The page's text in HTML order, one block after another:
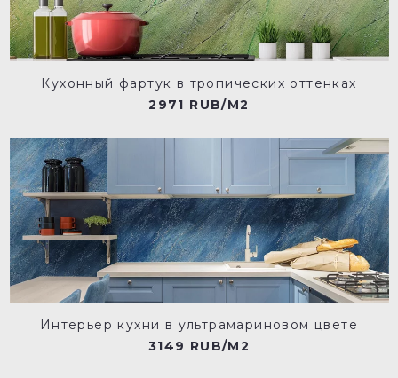
Кухонный фартук в тропических оттенках
2971 RUB/M2
Интерьер кухни в ультрамариновом цвете
3149 RUB/M2